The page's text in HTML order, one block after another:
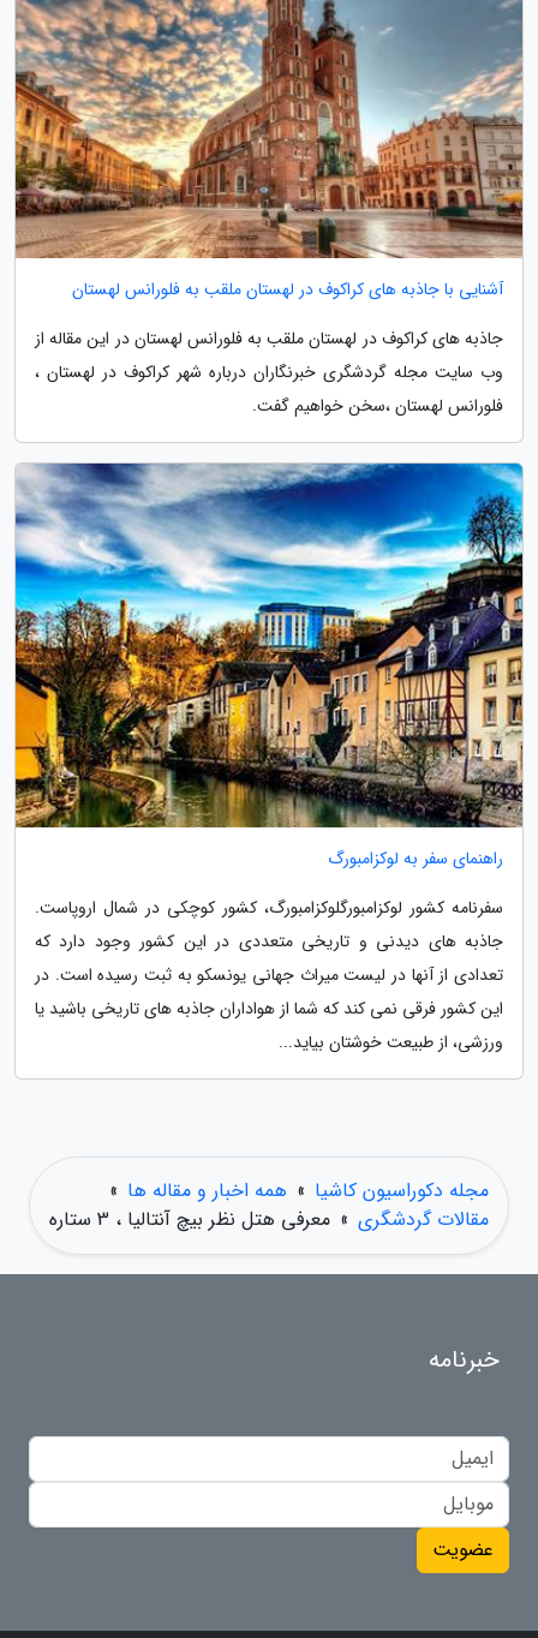
آشنایی با جاذبه های کراکوف در لهستان ملقب به فلورانس لهستان
جاذبه های کراکوف در لهستان ملقب به فلورانس لهستان در این مقاله از
وب سایت مجله گردشگری خبرنگاران درباره شهر کراکوف در لهستان ،
فلورانس لهستان ،سخن خواهیم گفت.
راهنمای سفر به لوکزامبورگ
سفرنامه کشور لوکزامبورگلوکزامبورگ، کشور کوچکی در شمال اروپاست.
جاذبه های دیدنی و تاریخی متعددی در این کشور وجود دارد که
تعدادی از آنها در لیست میراث جهانی یونسکو به ثبت رسیده است. در
این کشور فرقی نمی کند که شما از هواداران جاذبه های تاریخی باشید یا
ورزشی، از طبیعت خوشتان بیاید...
مجله دکوراسیون کاشیا » همه اخبار و مقاله ها »
مقالات گردشگری » معرفی هتل نظر بیچ آنتالیا ، 3 ستاره
خبرنامه
عضویت